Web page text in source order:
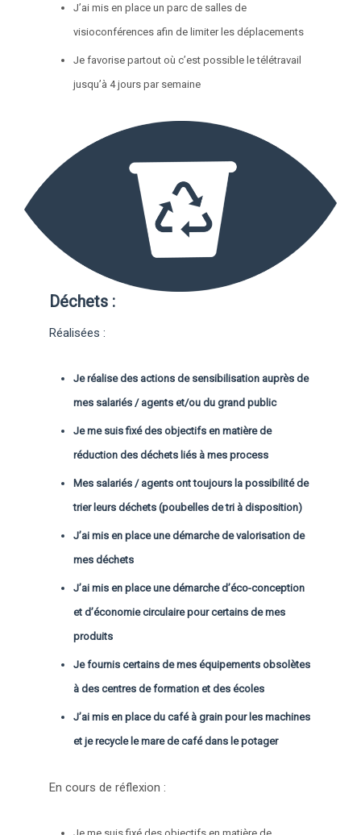
J’ai mis en place un parc de salles de
visioconférences afin de limiter les déplacements
Je favorise partout où c’est possible le télétravail
jusqu’à 4 jours par semaine
Déchets :
Réalisées :
Je réalise des actions de sensibilisation auprès de
mes salariés / agents et/ou du grand public
Je me suis fixé des objectifs en matière de
réduction des déchets liés à mes process
Mes salariés / agents ont toujours la possibilité de
trier leurs déchets (poubelles de tri à disposition)
J’ai mis en place une démarche de valorisation de
mes déchets
J’ai mis en place une démarche d’éco-conception
et d’économie circulaire pour certains de mes
produits
Je fournis certains de mes équipements obsolètes
à des centres de formation et des écoles
J’ai mis en place du café à grain pour les machines
et je recycle le mare de café dans le potager
En cours de réflexion :